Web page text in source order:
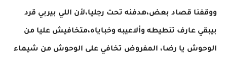
ووقفنا قصاد بعض،هدفنه تحت رجليا،لأن اللي بيربي قرد
بيبقي عارف تنطيطه وألاعيبه وخباياه،متخافيش عليا من
الوحوش يا رضا، المفروض تخافي على الوحوش من شيماء